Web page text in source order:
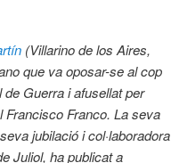
(Villarino de los Aires,
que va oposar-se al cop
de Guerra i afusellat per
Franco. La seva
jubilació i col·laboradora
Juliol, ha publicat a